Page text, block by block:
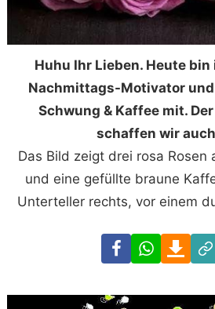
Huhu Ihr Lieben. Heute
Nachmittags-Motivator
Schwung & Kaffee mit.
schaffen wir
Das Bild zeigt drei rosa Rosen
und eine gefüllte braune
Unterteller rechts, vor einem
Facebook